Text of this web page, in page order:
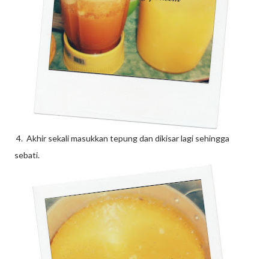
4. Akhir sekali masukkan tepung dan dikisar lagi sehingga
sebati.